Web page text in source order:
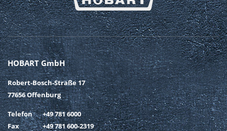
HOBART GmbH
Robert-Bosch-Straße 17
77656 Offenburg
Telefon
+49 781 6000
Fax
+49 781 600-2319